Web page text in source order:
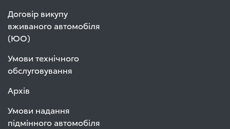
Договір викупу
вживаного автомобіля
(ЮО)
Умови технічного
обслуговування
Архів
Умови надання
підмінного автомобіля